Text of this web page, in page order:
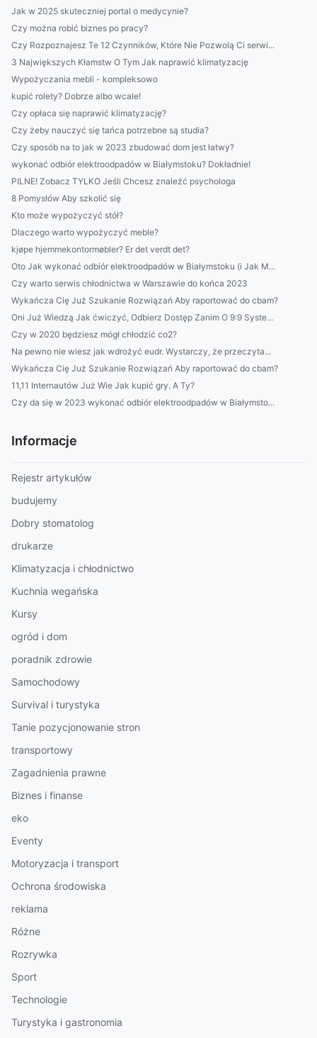
Jak w 2025 skuteczniej portal o medycynie?
Czy można robić biznes po pracy?
Czy Rozpoznajesz Te 12 Czynników, Które Nie Pozwolą Ci serwi...
3 Największych Kłamstw O Tym Jak naprawić klimatyzację
Wypożyczania mebli - kompleksowo
kupić rolety? Dobrze albo wcale!
Czy opłaca się naprawić klimatyzację?
Czy żeby nauczyć się tańca potrzebne są studia?
Czy sposób na to jak w 2023 zbudować dom jest łatwy?
wykonać odbiór elektroodpadów w Białymstoku? Dokładnie!
PILNE! Zobacz TYLKO Jeśli Chcesz znaleźć psychologa
8 Pomysłów Aby szkolić się
Kto może wypożyczyć stół?
Dlaczego warto wypożyczyć meble?
kjøpe hjemmekontormøbler? Er det verdt det?
Oto Jak wykonać odbiór elektroodpadów w Białymstoku (i Jak M...
Czy warto serwis chłodnictwa w Warszawie do końca 2023
Wykańcza Cię Już Szukanie Rozwiązań Aby raportować do cbam?
Oni Już Wiedzą Jak ćwiczyć, Odbierz Dostęp Zanim O 9:9 Syste...
Czy w 2020 będziesz mógł chłodzić co2?
Na pewno nie wiesz jak wdrożyć eudr. Wystarczy, że przeczyta...
Wykańcza Cię Już Szukanie Rozwiązań Aby raportować do cbam?
11,11 Internautów Już Wie Jak kupić gry. A Ty?
Czy da się w 2023 wykonać odbiór elektroodpadów w Białymsto...
Informacje
Rejestr artykułów
budujemy
Dobry stomatolog
drukarze
Klimatyzacja i chłodnictwo
Kuchnia wegańska
Kursy
ogród i dom
poradnik zdrowie
Samochodowy
Survival i turystyka
Tanie pozycjonowanie stron
transportowy
Zagadnienia prawne
Biznes i finanse
eko
Eventy
Motoryzacja i transport
Ochrona środowiska
reklama
Różne
Rozrywka
Sport
Technologie
Turystyka i gastronomia